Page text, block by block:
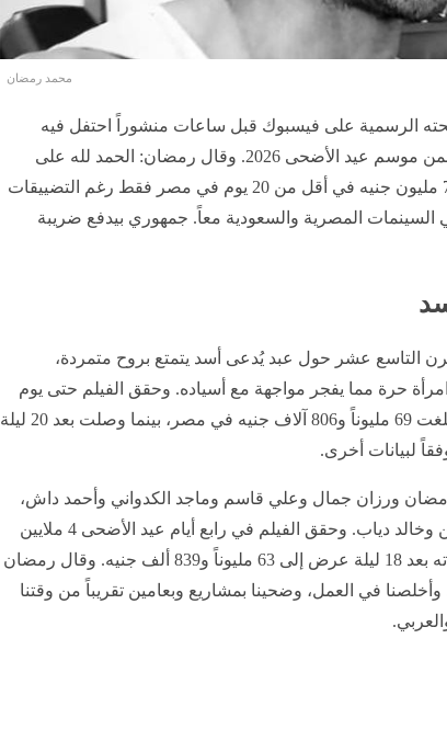
محمد رمضان
الرسمية على فيسبوك قبل ساعات منشوراً احتفل فيه
بنجاح فيلمه أسد الذي يُعرض حالياً ضمن موسم عيد الأضحى 2026. وقال رمضان: الحمد لله على
تقييمكم للفيلم والحمد لله إيرادات 70 مليون جنيه في أقل من 20 يوم في مصر فقط رغم التضييقات
المصرية والسعودية معاً. جمهوري بيدفع ضريبة
التاسع عشر حول عبد يُدعى أسد يتمتع بروح متمردة،
حرة مما يفجر مواجهة مع أسياده. وحقق الفيلم حتى يوم
الثلاثاء 3 يونيو 2026 إجمالي إيرادات بلغت 69 مليوناً و806 آلاف جنيه في مصر، بينما وصلت بعد 20 ليلة
ورزان جمال وعلي قاسم وماجد الكدواني وأحمد داش،
ومن إخراج محمد دياب وتأليف شيرين وخالد دياب. وحقق الفيلم في رابع أيام عيد الأضحى 4 ملايين
و373 ألف جنيه، ووصل إجمالي إيراداته بعد 18 ليلة عرض إلى 63 مليوناً و839 ألف جنيه. وقال رمضان
في العمل، وضحينا بمشاريع وبعامين تقريباً من وقتنا